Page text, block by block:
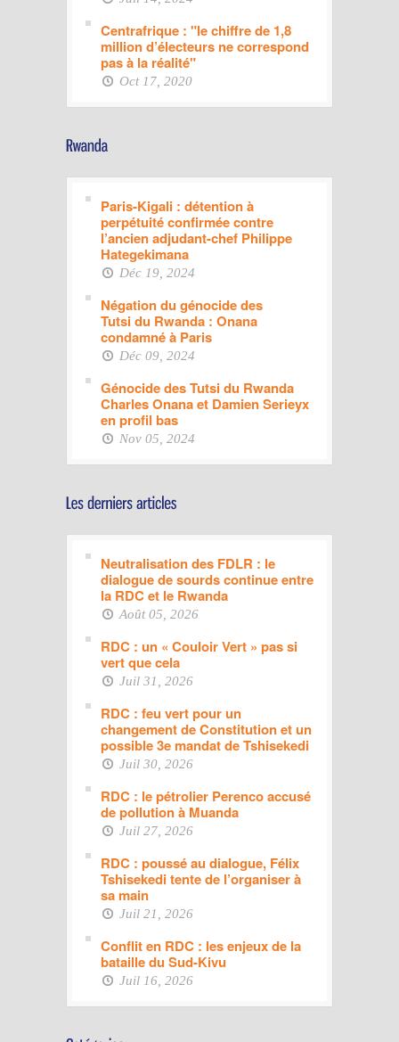
Centrafrique : "le chiffre de 1,8
million d’électeurs ne correspond
pas à la réalité"
Oct 17, 2020
Paris-Kigali : détention à
perpétuité confirmée contre
l’ancien adjudant-chef Philippe
Hategekimana
Déc 19, 2024
Négation du génocide des
Tutsi du Rwanda : Onana
condamné à Paris
Déc 09, 2024
Génocide des Tutsi du Rwanda
Charles Onana et Damien Serieyx
en profil bas
Nov 05, 2024
Neutralisation des FDLR : le
dialogue de sourds continue entre
la RDC et le Rwanda
Août 05, 2026
RDC : un « Couloir Vert » pas si
vert que cela
Juil 31, 2026
RDC : feu vert pour un
changement de Constitution et un
possible 3e mandat de Tshisekedi
Juil 30, 2026
RDC : le pétrolier Perenco accusé
de pollution à Muanda
Juil 27, 2026
RDC : poussé au dialogue, Félix
Tshisekedi tente de l’organiser à
sa main
Juil 21, 2026
Conflit en RDC : les enjeux de la
bataille du Sud-Kivu
Juil 16, 2026